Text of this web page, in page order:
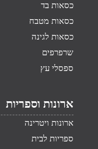
כסאות בד
כסאות מטבח
כסאות לגינה
שרפרפים
ספסלי עץ
ארונות וספריות
ארונות ויטרינה
ספריות לבית